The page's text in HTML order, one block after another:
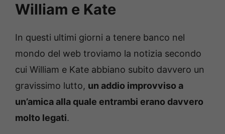
William e Kate
In questi ultimi giorni a tenere banco nel
mondo del web troviamo la notizia secondo
cui William e Kate abbiano subito davvero un
gravissimo lutto, un addio improvviso a
un’amica alla quale entrambi erano davvero
molto legati.